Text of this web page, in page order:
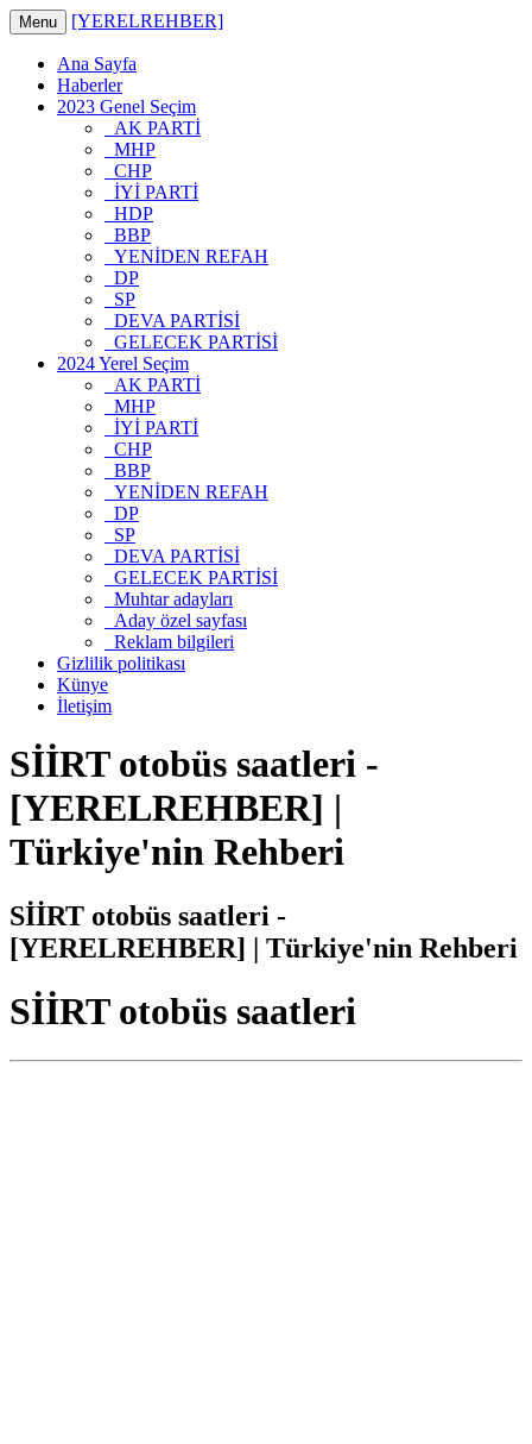
Menu [YERELREHBER]
Ana Sayfa
Haberler
2023 Genel Seçim
AK PARTİ
MHP
CHP
İYİ PARTİ
HDP
BBP
YENİDEN REFAH
DP
SP
DEVA PARTİSİ
GELECEK PARTİSİ
2024 Yerel Seçim
AK PARTİ
MHP
İYİ PARTİ
CHP
BBP
YENİDEN REFAH
DP
SP
DEVA PARTİSİ
GELECEK PARTİSİ
Muhtar adayları
Aday özel sayfası
Reklam bilgileri
Gizlilik politikası
Künye
İletişim
SİİRT otobüs saatleri -
[YERELREHBER] |
Türkiye'nin Rehberi
SİİRT otobüs saatleri -
[YERELREHBER] | Türkiye'nin Rehberi
SİİRT otobüs saatleri